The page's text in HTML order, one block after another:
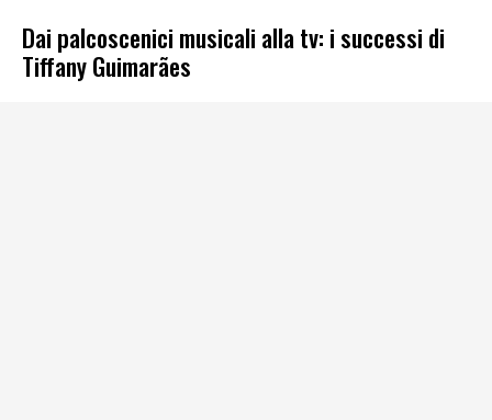
Dai palcoscenici musicali alla tv: i successi di
Tiffany Guimarães